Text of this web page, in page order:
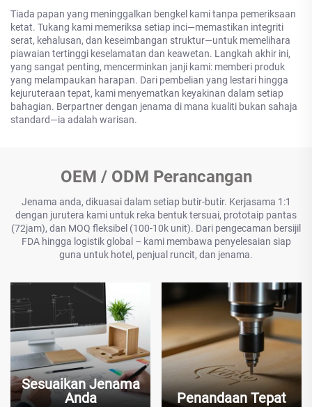
Tiada papan yang meninggalkan bengkel kami tanpa pemeriksaan
ketat. Tukang kami memeriksa setiap inci—memastikan integriti
serat, kehalusan, dan keseimbangan struktur—untuk memelihara
piawaian tertinggi keselamatan dan keawetan. Langkah akhir ini,
yang sangat penting, mencerminkan janji kami: memberi produk
yang melampaukan harapan. Dari pembelian yang lestari hingga
kejuruteraan tepat, kami menyematkan keyakinan dalam setiap
bahagian. Berpartner dengan jenama di mana kualiti bukan sahaja
standard—ia adalah warisan.
OEM / ODM Perancangan
Jenama anda, dikuasai dalam setiap butir-butir. Kerjasama 1:1
dengan jurutera kami untuk reka bentuk tersuai, prototaip pantas
(72jam), dan MOQ fleksibel (100-10k unit). Dari pengecaman bersijil
FDA hingga logistik global – kami membawa penyelesaian siap
guna untuk hotel, penjual runcit, dan jenama.
Sesuaikan Jenama
Anda
Penandaan Tepat